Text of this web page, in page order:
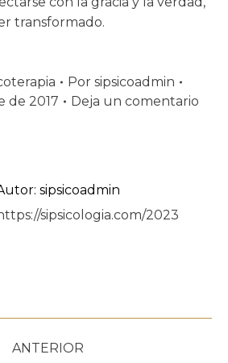
transformado.
Por sipsicoadmin
de 2017
Deja un comentario
sipsicoadmin
sipsicologia.com/2023
ANTERIOR